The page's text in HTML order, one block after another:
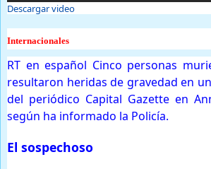
Descargar video
Internacionales
RT en español Cinco personas
resultaron heridas de gravedad en
del periódico Capital Gazette en
según ha informado la Policía.
El sospechoso